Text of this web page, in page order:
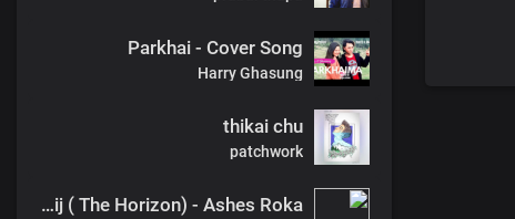
Parkhai - Cover Song
Harry Ghasung
thikai chu
patchwork
Kshitij ( The Horizon) - Ashes Roka